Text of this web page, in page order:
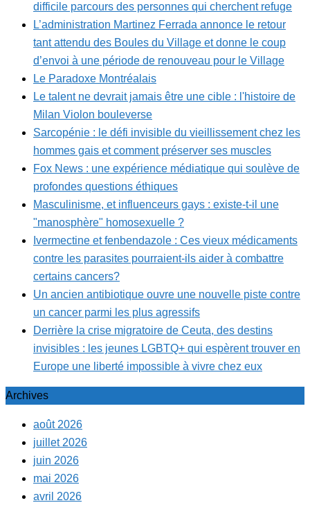
difficile parcours des personnes qui cherchent refuge
L’administration Martinez Ferrada annonce le retour
tant attendu des Boules du Village et donne le coup
d’envoi à une période de renouveau pour le Village
Le Paradoxe Montréalais
Le talent ne devrait jamais être une cible : l'histoire de
Milan Violon bouleverse
Sarcopénie : le défi invisible du vieillissement chez les
hommes gais et comment préserver ses muscles
Fox News : une expérience médiatique qui soulève de
profondes questions éthiques
Masculinisme, et influenceurs gays : existe-t-il une
"manosphère" homosexuelle ?
Ivermectine et fenbendazole : Ces vieux médicaments
contre les parasites pourraient-ils aider à combattre
certains cancers?
Un ancien antibiotique ouvre une nouvelle piste contre
un cancer parmi les plus agressifs
Derrière la crise migratoire de Ceuta, des destins
invisibles : les jeunes LGBTQ+ qui espèrent trouver en
Europe une liberté impossible à vivre chez eux
Archives
août 2026
juillet 2026
juin 2026
mai 2026
avril 2026